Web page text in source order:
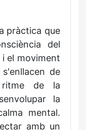
pràctica que
del
el moviment
de
ritme de la
la
mental.
amb un